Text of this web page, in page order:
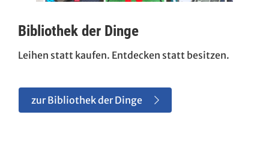
Bibliothek der Dinge
Leihen statt kaufen. Entdecken statt besitzen.
zur Bibliothek der Dinge